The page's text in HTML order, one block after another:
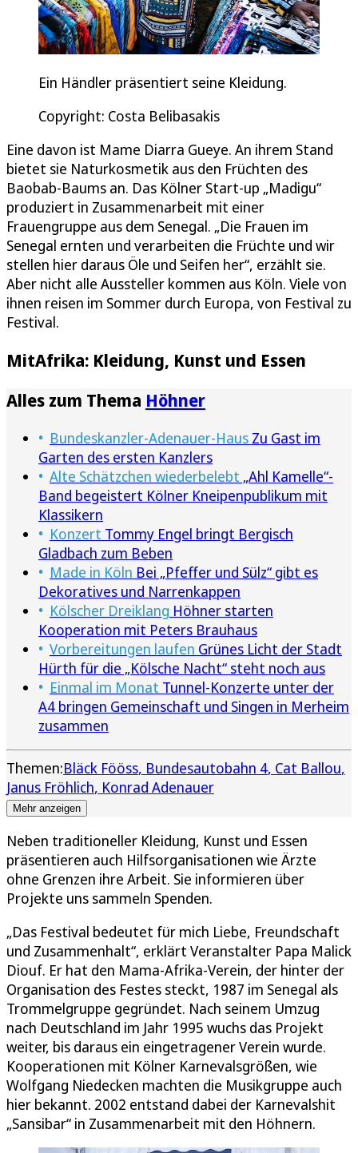
Ein Händler präsentiert seine Kleidung.
Copyright: Costa Belibasakis
Eine davon ist Mame Diarra Gueye. An ihrem Stand
bietet sie Naturkosmetik aus den Früchten des
Baobab-Baums an. Das Kölner Start-up „Madigu“
produziert in Zusammenarbeit mit einer
Frauengruppe aus dem Senegal. „Die Frauen im
Senegal ernten und verarbeiten die Früchte und wir
stellen hier daraus Öle und Seifen her“, erzählt sie.
Aber nicht alle Aussteller kommen aus Köln. Viele von
ihnen reisen im Sommer durch Europa, von Festival zu
Festival.
MitAfrika: Kleidung, Kunst und Essen
Alles zum Thema Höhner
Bundeskanzler-Adenauer-Haus Zu Gast im
Garten des ersten Kanzlers
Alte Schätzchen wiederbelebt „Ahl Kamelle“-
Band begeistert Kölner Kneipenpublikum mit
Klassikern
Konzert Tommy Engel bringt Bergisch
Gladbach zum Beben
Made in Köln Bei „Pfeffer und Sülz“ gibt es
Dekoratives und Narrenkappen
Kölscher Dreiklang Höhner starten
Kooperation mit Peters Brauhaus
Vorbereitungen laufen Grünes Licht der Stadt
Hürth für die „Kölsche Nacht“ steht noch aus
Einmal im Monat Tunnel-Konzerte unter der
A4 bringen Gemeinschaft und Singen in Merheim
zusammen
Themen:Bläck Fööss Bundesautobahn 4 Cat Ballou
Janus Fröhlich Konrad Adenauer
Mehr anzeigen
Neben traditioneller Kleidung, Kunst und Essen
präsentieren auch Hilfsorganisationen wie Ärzte
ohne Grenzen ihre Arbeit. Sie informieren über
Projekte uns sammeln Spenden.
„Das Festival bedeutet für mich Liebe, Freundschaft
und Zusammenhalt“, erklärt Veranstalter Papa Malick
Diouf. Er hat den Mama-Afrika-Verein, der hinter der
Organisation des Festes steckt, 1987 im Senegal als
Trommelgruppe gegründet. Nach seinem Umzug
nach Deutschland im Jahr 1995 wuchs das Projekt
weiter, bis daraus ein eingetragener Verein wurde.
Kooperationen mit Kölner Karnevalsgrößen, wie
Wolfgang Niedecken machten die Musikgruppe auch
hier bekannt. 2002 entstand dabei der Karnevalshit
„Sansibar“ in Zusammenarbeit mit den Höhnern.